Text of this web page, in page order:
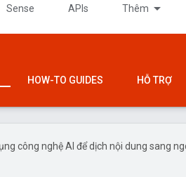
Sense APIs Thêm
HOW-TO GUIDES HỖ TRỢ
công nghệ AI để dịch nội dung sang